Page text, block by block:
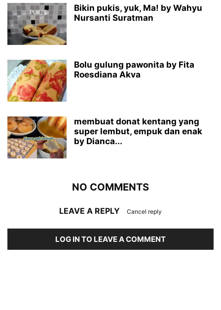
Bikin pukis, yuk, Ma! by Wahyu
Nursanti Suratman
Bolu gulung pawonita by Fita
Roesdiana Akva
membuat donat kentang yang
super lembut, empuk dan enak
by Dianca...
NO COMMENTS
LEAVE A REPLY Cancel reply
LOG IN TO LEAVE A COMMENT